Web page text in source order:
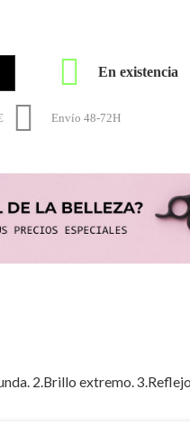
 En existencia
 Envío 48-72H
2.Brillo extremo.